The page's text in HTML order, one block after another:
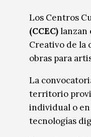
Música
Música
Sin categoríaSin
Los Centros
(CCEC)lanzan
Creativo de la
obras para
La
territorio
individual o
tecnologías